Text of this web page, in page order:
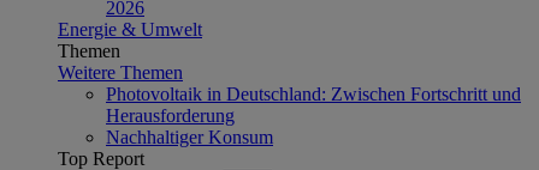
2026
Energie & Umwelt
Themen
Weitere Themen
Photovoltaik in Deutschland: Zwischen Fortschritt und
Herausforderung
Nachhaltiger Konsum
Top Report